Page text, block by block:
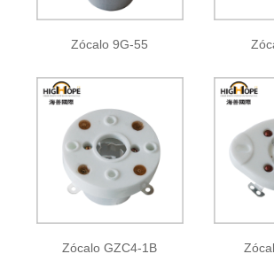
Zócalo 9G-55
Zócalo GZC4-1B